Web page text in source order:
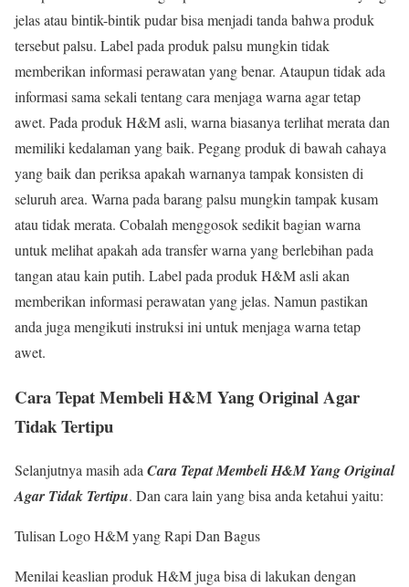
jelas atau bintik-bintik pudar bisa menjadi tanda bahwa produk
tersebut palsu. Label pada produk palsu mungkin tidak
memberikan informasi perawatan yang benar. Ataupun tidak ada
informasi sama sekali tentang cara menjaga warna agar tetap
awet. Pada produk H&M asli, warna biasanya terlihat merata dan
memiliki kedalaman yang baik. Pegang produk di bawah cahaya
yang baik dan periksa apakah warnanya tampak konsisten di
seluruh area. Warna pada barang palsu mungkin tampak kusam
atau tidak merata. Cobalah menggosok sedikit bagian warna
untuk melihat apakah ada transfer warna yang berlebihan pada
tangan atau kain putih. Label pada produk H&M asli akan
memberikan informasi perawatan yang jelas. Namun pastikan
anda juga mengikuti instruksi ini untuk menjaga warna tetap
awet.
Cara Tepat Membeli H&M Yang Original Agar
Tidak Tertipu
Selanjutnya masih adaCara Tepat Membeli H&M Yang Original
Agar Tidak Tertipu. Dan cara lain yang bisa anda ketahui yaitu:
Tulisan Logo H&M yang Rapi Dan Bagus
Menilai keaslian produk H&M juga bisa di lakukan dengan